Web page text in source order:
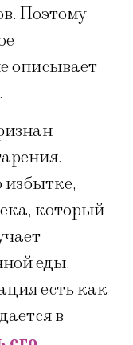
Поэтому
описывает
избытке,
который
еды.
есть как
в